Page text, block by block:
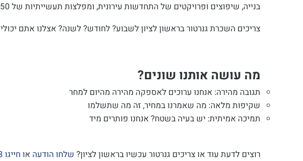
בנייה, שיפוצים ופרויקטים של התחדשות עירונית, ומפלצות תעשייתיות של 150-250 KVA שמספקות חשמל למפעלים גדולים, אולמות אירועים ומתקני ייצור.
צריכים השכרת גנרטור בראשון לציון לשבוע? לחודש? לשנה? אצלנו אתם
מה עושה אותנו שונים?
תגובה מהירה: אנחנו ערוכים לאספקה מהירה מהיום למחר
שקיפות מלאה: מה שאמרנו במחיר, זה מה שתשלמו
תמיכה אמיתית: יש בעיה בשטח? אנחנו פותרים מיד
רוצים לדעת עוד או צריכים גנרטור עכשיו בראשון לציון? שלחו הודעה או חייגו 050-9697873